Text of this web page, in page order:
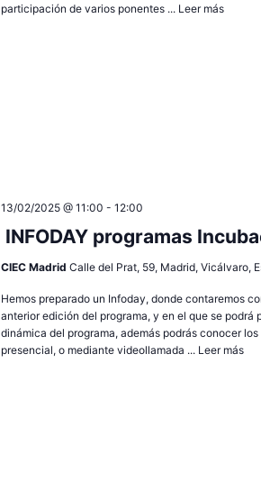
participación de varios ponentes ... Leer más
13/02/2025 @ 11:00 - 12:00
INFODAY programas
CIEC Madrid Calle del Prat, 59, Madrid, Vicálvaro,
Hemos preparado un Infoday, donde contaremos
anterior edición del programa, y en el que se
dinámica del programa, además podrás conocer
presencial, o mediante videollamada ... Leer más